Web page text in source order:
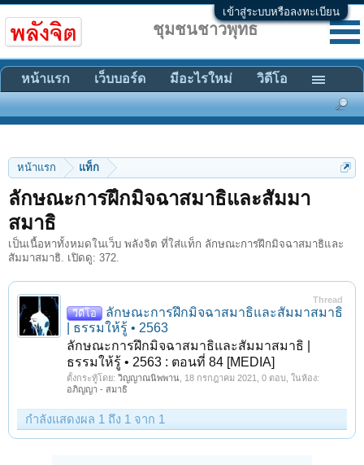
เข้าสู่ระบบหรือลงทะเบียน
หน้าแรก แท็ก
ลักษณะการฝึกมิจฉาสมาธิและสัมมา
สมาธิ
เป็นเนื้อหาทั้งหมดในเว็บ พลังจิต ที่ใส่แท็ก ลักษณะการฝึกมิจฉาสมาธิและ
สัมมาสมาธิ. เปิดดู: 372.
Thread
วีดีโอ
ลักษณะการฝึกมิจฉาสมาธิและสัมมาสมาธิ
| ธรรมให้รู้ • 2563
ลักษณะการฝึกมิจฉาสมาธิและสัมมาสมาธิ |
ธรรมให้รู้ • 2563 : ตอนที่ 84 [MEDIA]
ตั้งกระทู้โดย: วิญญาณนิพพาน 18 กรกฎาคม 2021
, 0 ตอบ, ในห้อง:
อภิญญา - สมาธิ
กำลังแสดงผล 1 ถึง 1 จาก 1
ชุมชนชาวพุทธ
หน้าแรก เว็บบอร์ด มีอะไรใหม่ วิดีโอ